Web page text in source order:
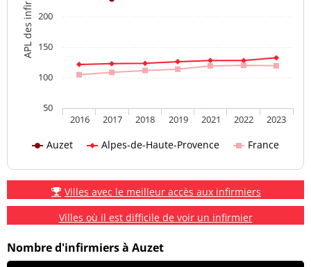
Auzet Alpes-de-Haute-Provence France
2016 2017 2018 2019 2021 2022 2023
50
100
150
200
Villes avec le meilleur accès aux infirmiers
Villes où il est difficile de voir un infirmier
Nombre d'infirmiers à Auzet